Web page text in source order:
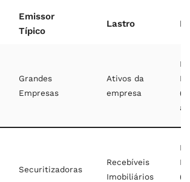
Emissor
Típico
Lastro
Grandes
Empresas
Ativos da
empresa
Securitizadoras
Recebíveis
Imobiliários